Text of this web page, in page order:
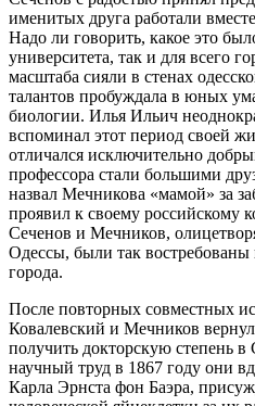
именитых друга работали
Надо ли говорить, какое это
университета, так и для всего
масштаба сияли в стенах
талантов пробуждала в юных
биологии. Илья Ильич
вспоминал этот период своей
отличался исключительно
профессора стали большими
назвал Мечникова «мамой» за
проявил к своему российскому
Сеченов и Мечников,
Одессы, были так
города.
После повторных совместных
Ковалевский и Мечников
получить докторскую степень в
научный труд в 1867 году они
Карла Эрнста фон Баэра,